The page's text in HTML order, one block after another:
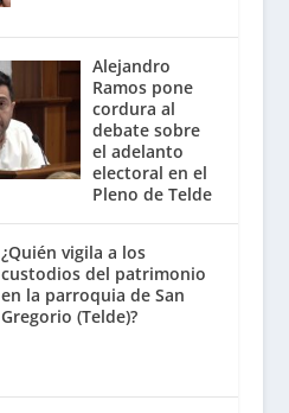
Alejandro
Ramos pone
cordura al
debate sobre
el adelanto
electoral en el
Pleno de Telde
¿Quién vigila a los
custodios del patrimonio
en la parroquia de San
Gregorio (Telde)?